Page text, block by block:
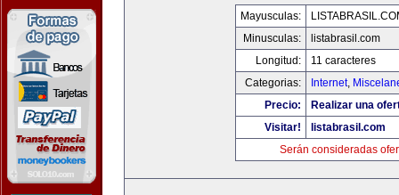
Mayusculas:
Minusculas:
listabrasil.com
Longitud:
11 caracteres
Categorias:
Internet,
Precio:
Realizar una
Visitar!
listabrasil.com
Serán consideradas